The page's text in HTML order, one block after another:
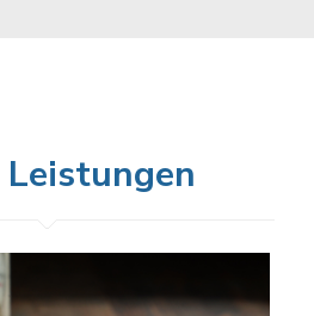
Leistungen